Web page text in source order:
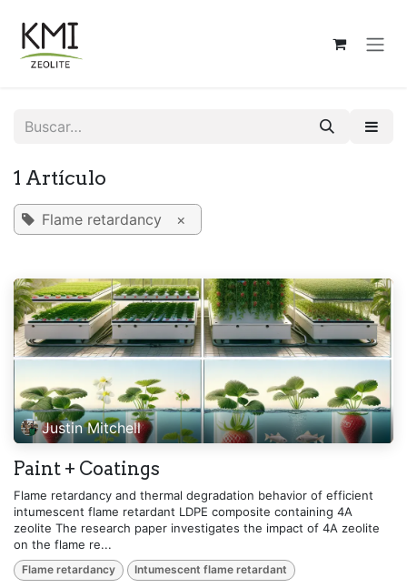
1 Artículo
Flame retardancy ×
Justin Mitchell
Paint + Coatings
Flame retardancy and thermal degradation behavior of efficient
intumescent flame retardant LDPE composite containing 4A
zeolite The research paper investigates the impact of 4A zeolite
on the flame re...
Flame retardancy Intumescent flame retardant